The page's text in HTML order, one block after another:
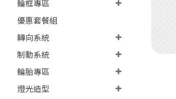
輪框專區
優惠套餐組
轉向系統
制動系統
輪胎專區
燈光造型